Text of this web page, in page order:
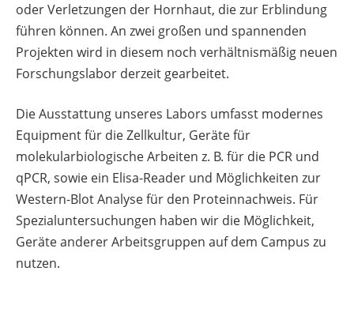
oder Verletzungen der Hornhaut, die zur Erblindung
führen können. An zwei großen und spannenden
Projekten wird in diesem noch verhältnismäßig neuen
Forschungslabor derzeit gearbeitet.
Die Ausstattung unseres Labors umfasst modernes
Equipment für die Zellkultur, Geräte für
molekularbiologische Arbeiten z. B. für die PCR und
qPCR, sowie ein Elisa-Reader und Möglichkeiten zur
Western-Blot Analyse für den Proteinnachweis. Für
Spezialuntersuchungen haben wir die Möglichkeit,
Geräte anderer Arbeitsgruppen auf dem Campus zu
nutzen.